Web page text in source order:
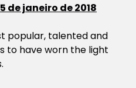
de janeiro de 2018
popular, talented and
have worn the light